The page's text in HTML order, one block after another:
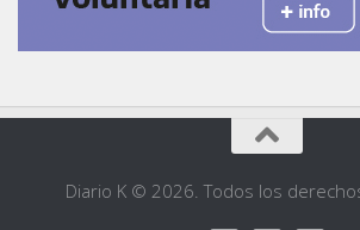
Diario K © 2026. Todos los